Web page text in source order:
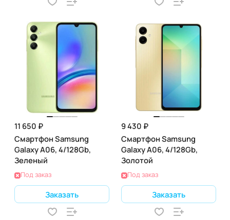
11 650 ₽
Смартфон Samsung
Galaxy A06, 4/128Gb,
Зеленый
Под заказ
Заказать
9 430 ₽
Смартфон Samsung
Galaxy A06, 4/128Gb,
Золотой
Под заказ
Заказать